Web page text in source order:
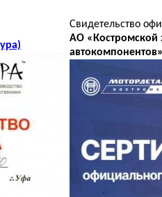
Свидетельство
АО «Костромской